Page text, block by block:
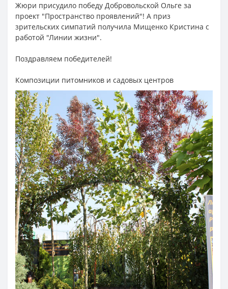
Жюри присудило победу Добровольской Ольге за
проект "Пространство проявлений"! А приз
зрительских симпатий получила Мищенко Кристина с
работой "Линии жизни".
Поздравляем победителей!
Композиции питомников и садовых центров